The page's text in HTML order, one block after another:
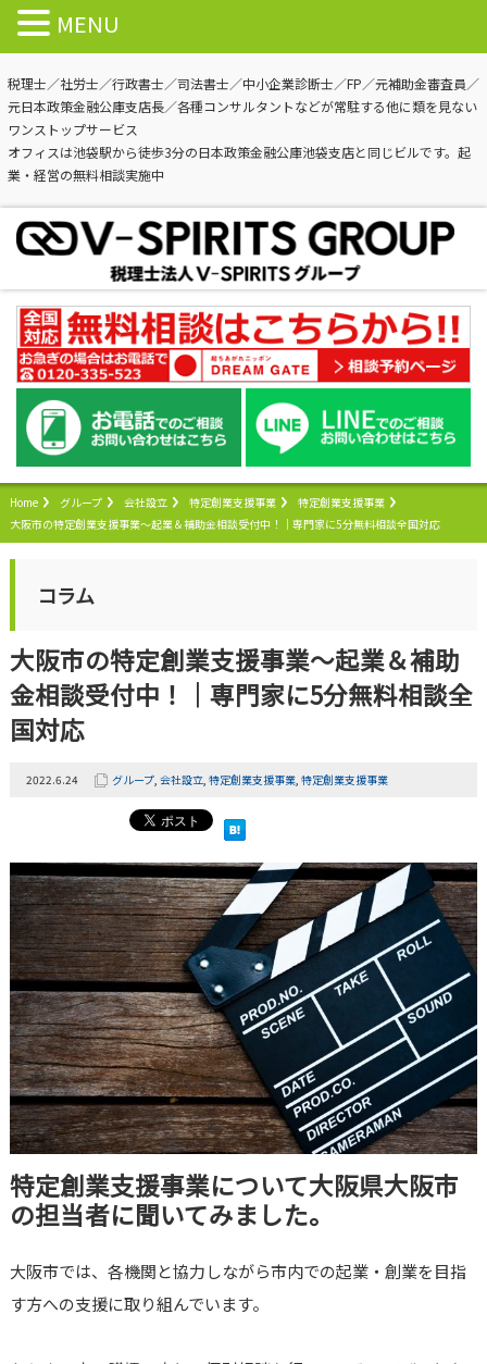
税理士／社労士／行政書士／司法書士／中小企業診断士／FP／元補助金審査員／
元日本政策金融公庫支店長／各種コンサルタントなどが常駐する他に類を見ない
ワンストップサービス
オフィスは池袋駅から徒歩3分の日本政策金融公庫池袋支店と同じビルです。起
業・経営の無料相談実施中
Home グループ 会社設立 特定創業支援事業
特定創業支援事業
大阪市の特定創業支援事業～起業＆補助金相談受付中！｜専門家に5分無料相談全国対応
コラム
大阪市の特定創業支援事業～起業＆補助
金相談受付中！｜専門家に5分無料相談全
国対応
2022.6.24 グループ, 会社設立, 特定創業支援事業, 特定創業支援事業
特定創業支援事業について大阪県大阪市
の担当者に聞いてみました。
大阪市では、各機関と協力しながら市内での起業・創業を目指
す方への支援に取り組んでいます。
MENU